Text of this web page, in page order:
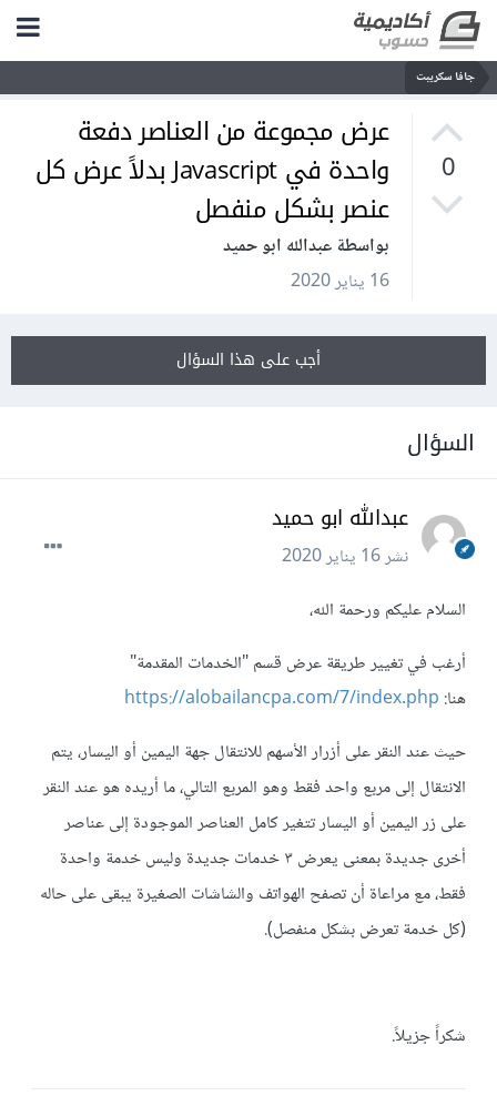
جافا سكريبت
0
عرض مجموعة من العناصر دفعة
واحدة في Javascript بدلاً عرض كل
عنصر بشكل منفصل
بواسطة عبدالله ابو حميد
16 يناير 2020
أجب على هذا السؤال
السؤال
عبدالله ابو حميد
نشر16 يناير 2020
السلام عليكم ورحمة الله،
أرغب في تغيير طريقة عرض قسم "الخدمات المقدمة"
هنا: https://alobailancpa.com/7/index.php
حيث عند النقر على أزرار الأسهم للانتقال جهة اليمين أو اليسار، يتم
الانتقال إلى مربع واحد فقط وهو المربع التالي، ما أريده هو عند النقر
على زر اليمين أو اليسار تتغير كامل العناصر الموجودة إلى عناصر
أخرى جديدة بمعنى يعرض ٣ خدمات جديدة وليس خدمة واحدة
فقط، مع مراعاة أن تصفح الهواتف والشاشات الصغيرة يبقى على حاله
(كل خدمة تعرض بشكل منفصل).
شكراً جزيلاً.